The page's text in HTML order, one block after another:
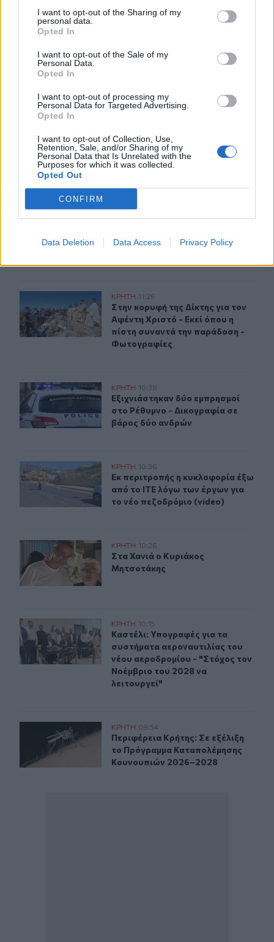
I want to opt-out of the Sharing of my
personal data.
Opted In
I want to opt-out of the Sale of my
Personal Data.
Opted In
I want to opt-out of processing my
Personal Data for Targeted Advertising.
Opted In
I want to opt-out of Collection, Use,
Retention, Sale, and/or Sharing of my
Personal Data that Is Unrelated with the
Purposes for which it was collected.
Opted Out
CONFIRM
Data Deletion Data Access Privacy Policy
09:47
Τα ισχυρότερα και τα ασθενέστερα διαβατήρια στον
κόσμο το 2026
09:36
Γουδί: Χωρίς τις αισθήσεις της ανασύρθηκε 53χρονη από
09:35
συνταξιοδοτήσεις- Ελάχιστες οι θέσεις στο Ηράκλειο
ΣΧΕΤΙΚA AΡΘΡΑ
Στην κορυφή της Δίκτης για τον Αφέντη Χριστό -
ΚΡΗΤΗ 11:25
Στην κορυφή της Δίκτης για τον
Στην κορυφή της Δίκτης για τον
Αφέντη Χριστό - Εκεί όπου η
πίστη συναντά την παράδοση -
Φωτογραφίες
Εξιχνιάστηκαν δύο εμπρησμοί στο Ρέθυμνο -
ΚΡΗΤΗ 10:38
Εξιχνιάστηκαν δύο εμπρησμοί
Εξιχνιάστηκαν δύο εμπρησμοί
στο Ρέθυμνο - Δικογραφία σε
βάρος δύο ανδρών
Εκ περιτροπής η κυκλοφορία έξω από το ΙΤΕ λόγω των
ΚΡΗΤΗ 10:36
Εκ περιτροπής η κυκλοφορία έξω
Εκ περιτροπής η κυκλοφορία έξω
από το ΙΤΕ λόγω των έργων για
το νέο πεζοδρόμιο (video)
Στα Χανιά ο Κυριάκος Μητσοτάκης
ΚΡΗΤΗ 10:26
Στα Χανιά ο Κυριάκος Μητσοτάκης
Στα Χανιά ο Κυριάκος
Μητσοτάκης
Καστέλι: Υπογραφές για τα συστήματα αεροναυτιλίας
ΚΡΗΤΗ 10:15
Καστέλι: Υπογραφές για τα
Καστέλι: Υπογραφές για τα
συστήματα αεροναυτιλίας του
νέου αεροδρομίου - "Στόχος τον
Νοέμβριο του 2028 να
λειτουργεί"
Περιφέρεια Κρήτης: Σε εξέλιξη το Πρόγραμμα
ΚΡΗΤΗ 09:54
Περιφέρεια Κρήτης: Σε εξέλιξη
Περιφέρεια Κρήτης: Σε εξέλιξη
το Πρόγραμμα Καταπολέμησης
Κουνουπιών 2026–2028